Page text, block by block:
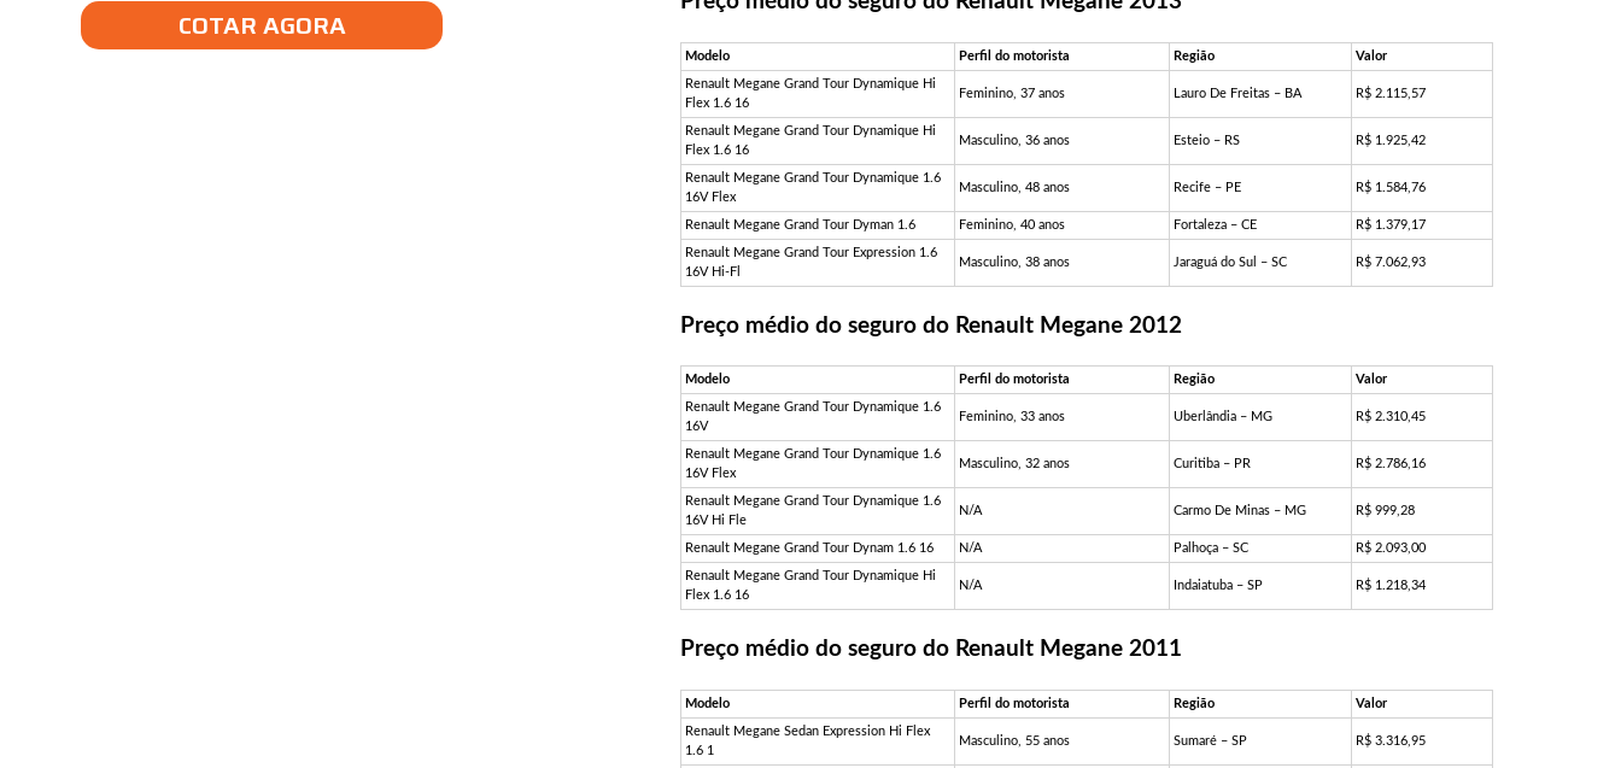
Modelo Perfil do motorista Região Valor
Renault Megane Grand Tour Dynamique Hi
Flex 1.6 16
Feminino, 37 anos Lauro De Freitas – BA R$ 2.115,57
Renault Megane Grand Tour Dynamique Hi
Flex 1.6 16
Masculino, 36 anos Esteio – RS R$ 1.925,42
Renault Megane Grand Tour Dynamique 1.6
16V Flex
Masculino, 48 anos Recife – PE R$ 1.584,76
Renault Megane Grand Tour Dyman 1.6 Feminino, 40 anos Fortaleza – CE R$ 1.379,17
Renault Megane Grand Tour Expression 1.6
16V Hi-Fl
Masculino, 38 anos Jaraguá do Sul – SC R$ 7.062,93
Preço médio do seguro do Renault Megane 2012
Modelo Perfil do motorista Região Valor
Renault Megane Grand Tour Dynamique 1.6
16V
Feminino, 33 anos Uberlândia – MG R$ 2.310,45
Renault Megane Grand Tour Dynamique 1.6
16V Flex
Masculino, 32 anos Curitiba – PR R$ 2.786,16
Renault Megane Grand Tour Dynamique 1.6
16V Hi Fle
N/A Carmo De Minas – MG R$ 999,28
Renault Megane Grand Tour Dynam 1.6 16 N/A Palhoça – SC R$ 2.093,00
Renault Megane Grand Tour Dynamique Hi
Flex 1.6 16
N/A Indaiatuba – SP R$ 1.218,34
Preço médio do seguro do Renault Megane 2011
Modelo Perfil do motorista Região Valor
Renault Megane Sedan Expression Hi Flex
1.6 1
Masculino, 55 anos Sumaré – SP R$ 3.316,95
COTAR AGORA